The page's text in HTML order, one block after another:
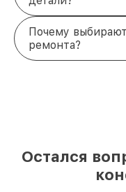
Почему
ремонта?
Остался